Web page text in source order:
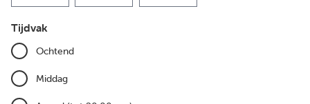
Tijdvak
Ochtend
Middag